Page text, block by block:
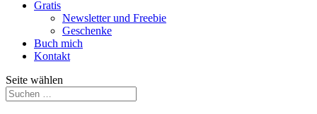
Gratis
Newsletter und Freebie
Geschenke
Buch mich
Kontakt
Seite wählen